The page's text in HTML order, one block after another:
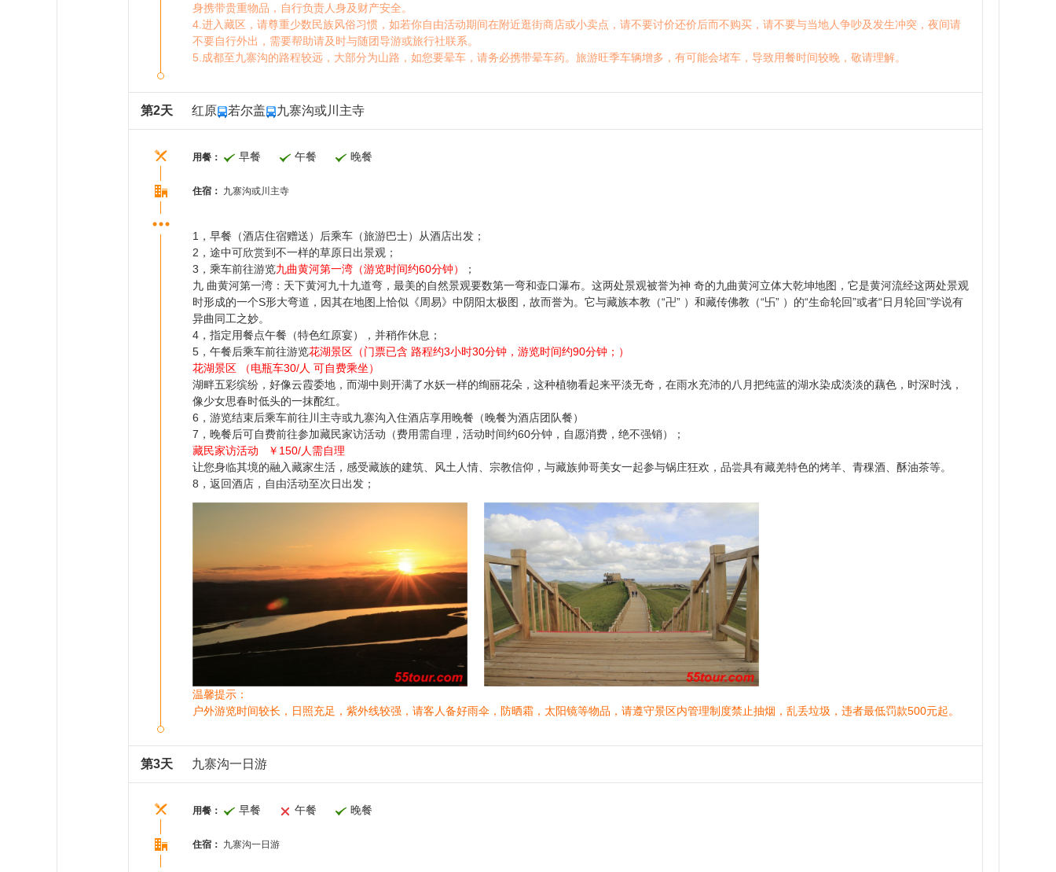
身携带贵重物品，自行负责人身及财产安全。
4.进入藏区，请尊重少数民族风俗习惯，如若你自由活动期间在附近逛街商店或小卖点，请不要讨价还价后而不购买，请不要与当地人争吵及发生冲突，夜间请
不要自行外出，需要帮助请及时与随团导游或旅行社联系。
5.成都至九寨沟的路程较远，大部分为山路，如您要晕车，请务必携带晕车药。旅游旺季车辆增多，有可能会堵车，导致用餐时间较晚，敬请理解。
第2天 红原 若尔盖 九寨沟或川主寺
用餐： 早餐 午餐 晚餐
住宿： 九寨沟或川主寺
1，早餐（酒店住宿赠送）后乘车（旅游巴士）从酒店出发；
2，途中可欣赏到不一样的草原日出景观；
3，乘车前往游览九曲黄河第一湾（游览时间约60分钟）
；
九 曲黄河第一湾：天下黄河九十九道弯，最美的自然景观要数第一弯和壶口瀑布。这两处景观被誉为神 奇的九曲黄河立体大乾坤地图，它是黄河流经这两处景观
时形成的一个S形大弯道，因其在地图上恰似《周易》中阴阳太极图，故而誉为。它与藏族本教（“卍” ）和藏传佛教（“卐” ）的“生命轮回”或者“日月轮回”学说有
异曲同工之妙。
4，指定用餐点午餐（特色红原宴），并稍作休息；
5，午餐后乘车前往游览花湖景区（门票已含 路程约3小时30分钟，游览时间约90分钟；）
花湖景区 （电瓶车30/人 可自费乘坐）
湖畔五彩缤纷，好像云霞委地，而湖中则开满了水妖一样的绚丽花朵，这种植物看起来平淡无奇，在雨水充沛的八月把纯蓝的湖水染成淡淡的藕色，时深时浅，
像少女思春时低头的一抹酡红。
6，游览结束后乘车前往川主寺或九寨沟入住酒店享用晚餐（晚餐为酒店团队餐）
7，晚餐后可自费前往参加藏民家访活动（费用需自理，活动时间约60分钟，自愿消费，绝不强销）；
藏民家访活动 ￥150/人需自理
让您身临其境的融入藏家生活，感受藏族的建筑、风土人情、宗教信仰，与藏族帅哥美女一起参与锅庄狂欢，品尝具有藏羌特色的烤羊、青稞酒、酥油茶等。
8，返回酒店，自由活动至次日出发；
温馨提示：
户外游览时间较长，日照充足，紫外线较强，请客人备好雨伞，防晒霜，太阳镜等物品，请遵守景区内管理制度禁止抽烟，乱丢垃圾，违者最低罚款500元起。
第3天 九寨沟一日游
用餐： 早餐 午餐 晚餐
住宿： 九寨沟一日游